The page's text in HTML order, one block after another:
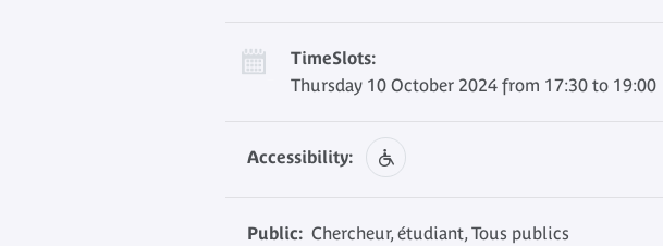
TimeSlots:
Thursday 10 October 2024 from 17:30 to 19:00
Accessibility:
Public: Chercheur, étudiant, Tous publics